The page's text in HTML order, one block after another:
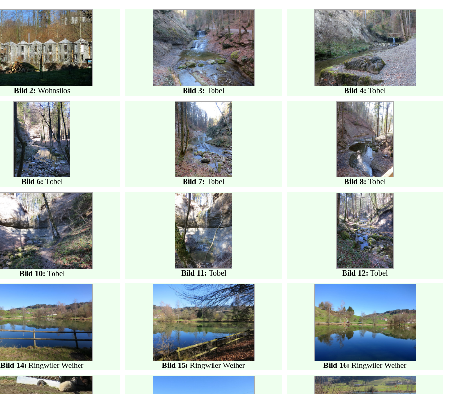
Bild 2: Wohnsilos Bild 3: Tobel Bild 4: Tobel
Bild 6: Tobel Bild 7: Tobel Bild 8: Tobel
Bild 10: Tobel Bild 11: Tobel Bild 12: Tobel
Bild 14: Ringwiler Weiher Bild 15: Ringwiler Weiher Bild 16: Ringwiler Weiher